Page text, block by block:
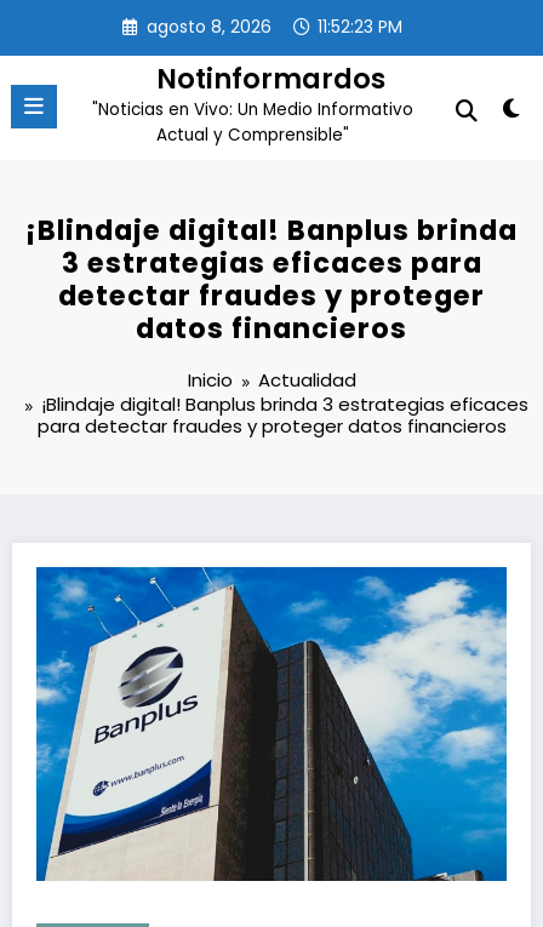
contenido
agosto 8, 2026 11:52:23 PM
Notinformardos
"Noticias en Vivo: Un Medio Informativo
Actual y Comprensible"
¡Blindaje digital! Banplus brinda
3 estrategias eficaces para
detectar fraudes y proteger
datos financieros
Inicio
Actualidad
¡Blindaje digital! Banplus brinda 3 estrategias eficaces
para detectar fraudes y proteger datos financieros